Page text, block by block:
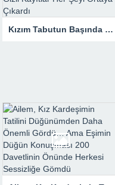
Kızım Tabutun Başında “Büyükanne Yalan Söylüyor!” Diye Bağırdı… Sonra Evdeki Gizli Kayıtlar Her Şeyi Ortaya Çıkardı